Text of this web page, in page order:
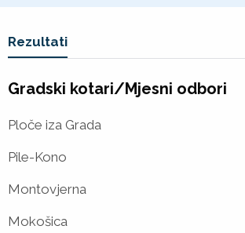
Vi ste u
Rezultati
Gradski kotari/Mjesni odbori
Ploče iza Grada
Pile-Kono
Montovjerna
Mokošica